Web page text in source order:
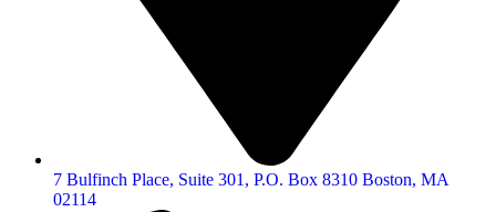
7 Bulfinch Place, Suite 301, P.O. Box 8310 Boston, MA
02114